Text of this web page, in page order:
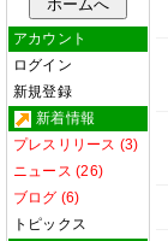
アカウント
ログイン
新規登録
新着情報
プレスリリース (3)
ニュース (26)
ブログ (6)
トピックス